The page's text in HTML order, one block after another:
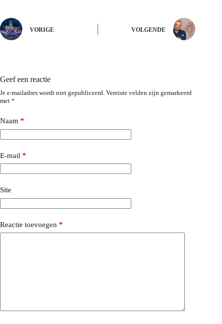
VORIGE VOLGENDE
Geef een reactie
Je e-mailadres wordt niet gepubliceerd. Vereiste velden zijn gemarkeerd
met *
Naam *
E-mail *
Site
Reactie toevoegen *